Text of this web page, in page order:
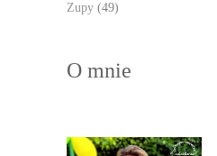
Zupy (49)
O mnie